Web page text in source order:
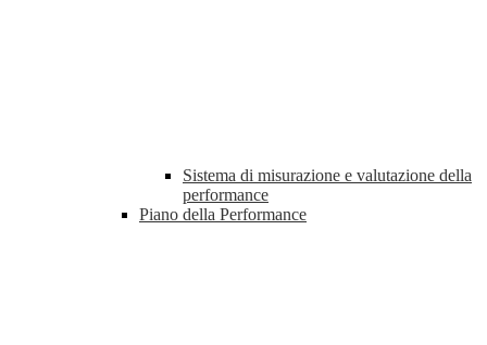
Sistema di misurazione e valutazione della
performance
Piano della Performance